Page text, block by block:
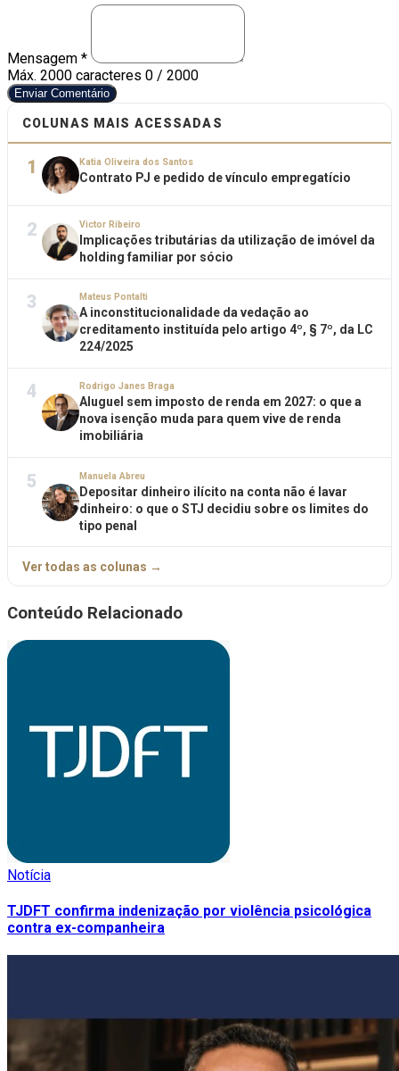
Mensagem *
Máx. 2000 caracteres 0 / 2000
Enviar Comentário
COLUNAS MAIS ACESSADAS
1 Katia Oliveira dos Santos
Contrato PJ e pedido de vínculo empregatício
2 Victor Ribeiro
Implicações tributárias da utilização de imóvel da
holding familiar por sócio
3 Mateus Pontalti
A inconstitucionalidade da vedação ao
creditamento instituída pelo artigo 4º, § 7º, da LC
224/2025
4 Rodrigo Janes Braga
Aluguel sem imposto de renda em 2027: o que a
nova isenção muda para quem vive de renda
imobiliária
5 Manuela Abreu
Depositar dinheiro ilícito na conta não é lavar
dinheiro: o que o STJ decidiu sobre os limites do
tipo penal
Ver todas as colunas →
Conteúdo Relacionado
Notícia
TJDFT confirma indenização por violência psicológica
contra ex-companheira